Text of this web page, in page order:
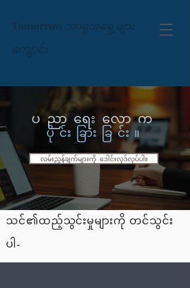
Tomorrow အာရှအရှေ့ဖျား
ကျောင်း
ပညာရေးလောက
ပိုင်းခြားခြင်း။
လမ်းညွှန်ချက်များကို ဒေါင်းလုဒ်လုပ်ပါ။
သင်၏ထည့်သွင်းမှုများကို တင်သွင်း
ပါ-